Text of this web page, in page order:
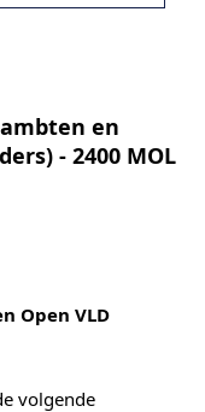
en
- 2400 MOL
Open VLD
volgende